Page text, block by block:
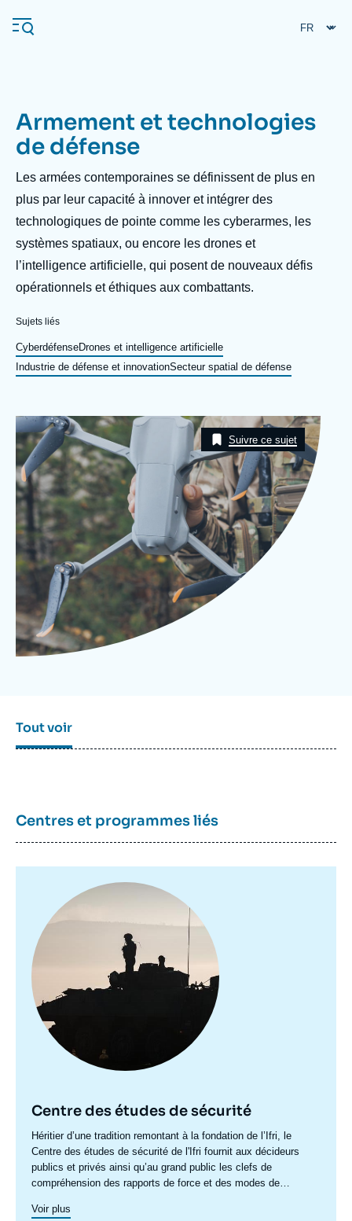
au
contenu
Navigation
principale
Analyses
Événements
Se connecter
À propos de l'Ifri
L'Ifri en bref
Recherches fréquentes
Proche-Orient
Armement et technologies
de défense
Description
Les armées contemporaines se définissent de plus en
plus par leur capacité à innover et intégrer des
technologiques de pointe comme les cyberarmes, les
systèmes spatiaux, ou encore les drones et
l’intelligence artificielle, qui posent de nouveaux défis
opérationnels et éthiques aux combattants.
Sujets liés
CyberdéfenseDrones et intelligence artificielle
Industrie de défense et innovationSecteur spatial de défense
Image
Taxonomie
Suivre ce sujet
Tout voir
Centres et programmes liés
principale
Centre des études de sécurité
Accroche
centre
Héritier d’une tradition remontant à la fondation de l’Ifri, le
Centre des études de sécurité de l'Ifri fournit aux décideurs
publics et privés ainsi qu’au grand public les clefs de
compréhension des rapports de force et des modes de
à la jointure du politique et de l’opérationnel, la crédibilité de
Voir plus